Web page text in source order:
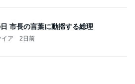
市長の言葉に動揺する総理
イア 2日前